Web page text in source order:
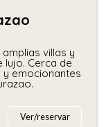
villas y
lujo. Cerca de
y emocionantes
Ver/reservar